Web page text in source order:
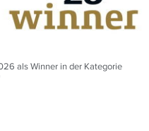
als Winner in der Kategorie